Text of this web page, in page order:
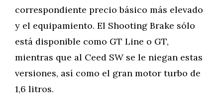
correspondiente precio básico más elevado
y el equipamiento. El Shooting Brake sólo
está disponible como GT Line o GT,
mientras que al Ceed SW se le niegan estas
versiones, así como el gran motor turbo de
1,6 litros.